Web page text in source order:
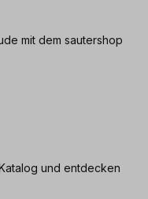
mit dem sautershop
und entdecken